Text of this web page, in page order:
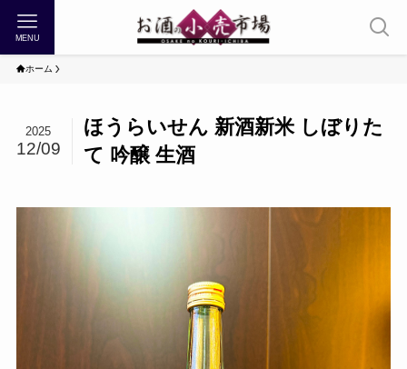
MENU
ホーム
ほうらいせん 新酒新米 しぼりた
て 吟醸 生酒
2025
12/09